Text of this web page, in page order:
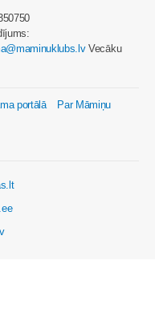
Vecāku
portālā
Par Māmiņu